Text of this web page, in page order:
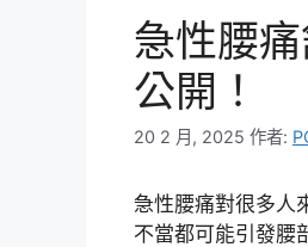
急性腰
公開！
20 2 月, 2025 作者:
急性腰痛對很多人
不當都可能引發腰